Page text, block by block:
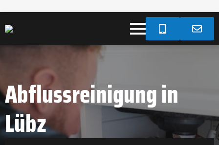
Abflussreinigung in
Lübz